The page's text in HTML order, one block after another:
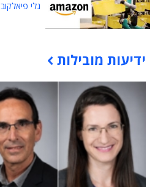
גלי פיאלקוב
תוכן פרסומי
ידיעות מובילות